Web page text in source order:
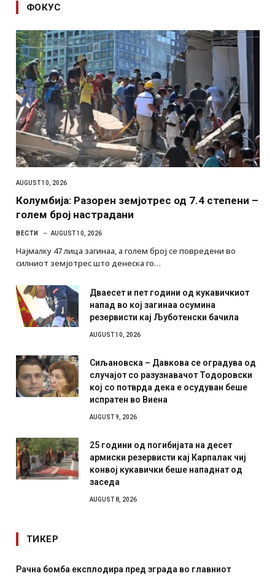
ФОКУС
AUGUST 10, 2026
Колумбија: Разорен земјотрес од 7.4 степени –
голем број настрадани
ВЕСТИ AUGUST 10, 2026
Најмалку 47 лица загинаа, а голем број се повредени во
силниот земјотрес што денеска го…
Дваесет и пет години од кукавичкиот
напад во кој загинаа осумина
резервисти кај Љуботенски бачила
AUGUST 10, 2026
Сиљановска – Давкова се оградува од
случајот со разузнавачот Тодоровски
кој со потврда дека е осудуван беше
испратен во Виена
AUGUST 9, 2026
25 години од погибијата на десет
армиски резервисти кај Карпалак чиј
конвој кукавички беше нападнат од
заседа
AUGUST 8, 2026
ТИКЕР
И Данска се милитарилизира – воведува нова